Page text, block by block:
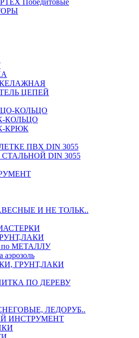
Победитовые
ЦЕПЕЙ
КОЛЬЦО
КОЛЬЦО
КРЮК
ПВХ DIN 3055
DIN 3055
И НЕ ТОЛЬК..
по МЕТАЛЛУ
аэрозоль
ГРУНТ,ЛАКИ
ПО ДЕРЕВУ
ЛЕДОРУБ..
ИНСТРУМЕНТ